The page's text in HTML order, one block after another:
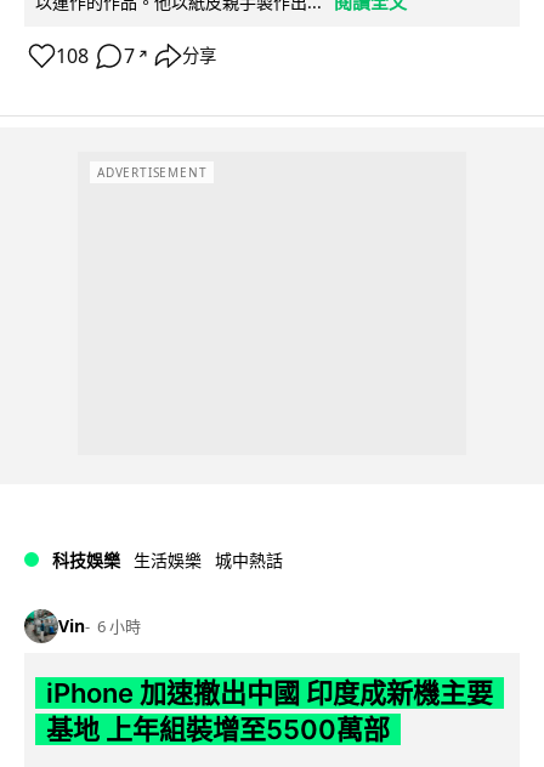
108 7 ↗ 分享
ADVERTISEMENT
科技娛樂 生活娛樂 城中熱話
Vin 6 小時
iPhone 加速撤出中國 印度成新機主要
基地 上年組裝增至5500萬部